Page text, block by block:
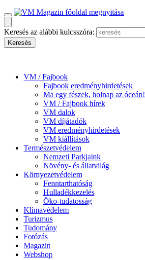
Keresés az alábbi kulcsszóra:
VM / Fajbook
Fajbook eredményhirdetések
Ma egy fészek, holnap az óceán!
VM / Fajbook hírek
VM dalok
VM díjátadók
VM eredményhirdetések
VM kiállítások
Természetvédelem
Nemzeti Parkjaink
Növény- és állatvilág
Környezetvédelem
Fenntarthatóság
Hulladékkezelés
Öko-tudatosság
Klímavédelem
Turizmus
Tudomány
Fotózás
Magazin
Webshop